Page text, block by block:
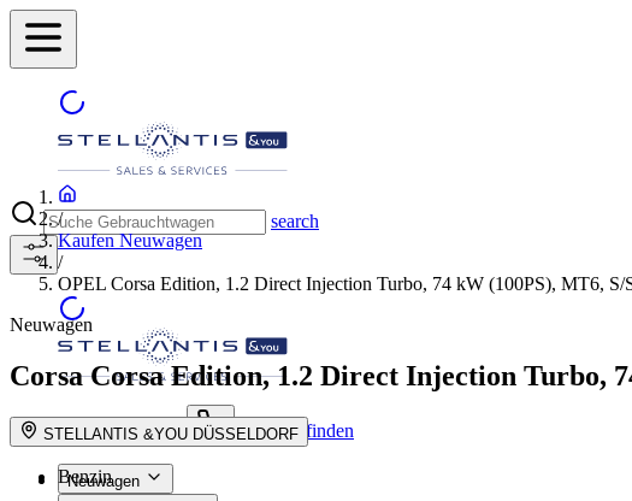
search
suche button - icon Händler finden
Neuwagen
/
Kaufen Neuwagen
/
OPEL Corsa Edition, 1.2 Direct Injection Turbo, 74 kW (100PS), MT6, S/
Neuwagen
CorsaCorsa Edition, 1.2 Direct Injection Turbo,
STELLANTIS &YOU DÜSSELDORF
Benzin